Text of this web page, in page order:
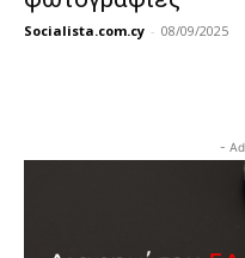
Socialista.com.cy - 08/09/2025
-